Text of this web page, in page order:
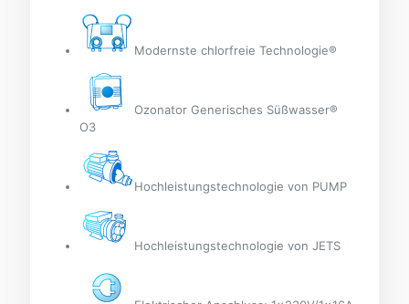
Modernste chlorfreie Technologie®
Ozonator Generisches Süßwasser®
O3
Hochleistungstechnologie von PUMP
Hochleistungstechnologie von JETS